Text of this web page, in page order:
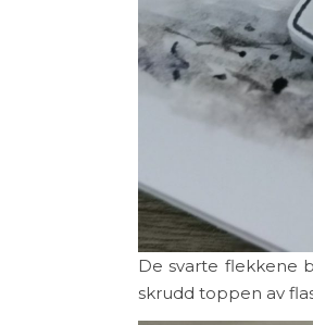
De svarte flekkene
skrudd toppen av